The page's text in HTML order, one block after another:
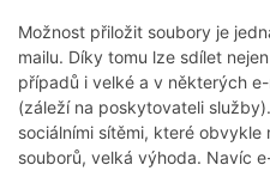
Možnost přiložit soubory je
mailu. Díky tomu lze sdílet
případů i velké a v některých
(záleží na poskytovateli
sociálními sítěmi, které obvykle
souborů, velká výhoda. Navíc